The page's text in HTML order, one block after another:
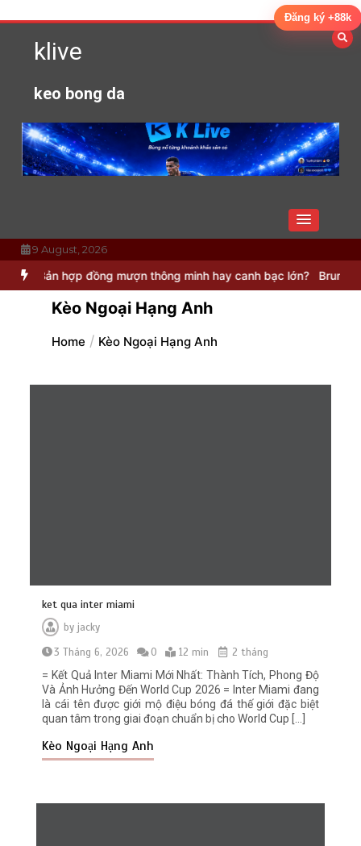
to
contentklive
keo bong da
9 August, 2026
đồng mượn thông minh hay canh bạc lớn? Bruno Guimaraes:
Kèo Ngoại Hạng Anh
Home Kèo Ngoại Hạng Anh
ket qua inter miami
byjacky
3 Tháng 6, 2026
0 12 min
2 tháng
= Kết Quả Inter Miami Mới Nhất: Thành Tích, Phong Độ
Và Ảnh Hưởng Đến World Cup 2026 = Inter Miami đang
là cái tên được giới mộ điệu bóng đá thế giới đặc biệt
quan tâm trong giai đoạn chuẩn bị cho World Cup […]
Kèo Ngoại Hạng Anh
Đăng ký +88k